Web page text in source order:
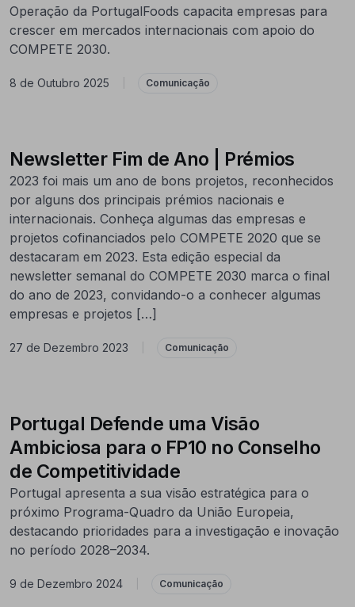
Operação da PortugalFoods capacita empresas para
crescer em mercados internacionais com apoio do
COMPETE 2030.
8 de Outubro 2025 Comunicação
Newsletter Fim de Ano | Prémios
2023 foi mais um ano de bons projetos, reconhecidos
por alguns dos principais prémios nacionais e
internacionais. Conheça algumas das empresas e
projetos cofinanciados pelo COMPETE 2020 que se
destacaram em 2023. Esta edição especial da
newsletter semanal do COMPETE 2030 marca o final
do ano de 2023, convidando-o a conhecer algumas
empresas e projetos […]
27 de Dezembro 2023 Comunicação
Portugal Defende uma Visão
Ambiciosa para o FP10 no Conselho
de Competitividade
Portugal apresenta a sua visão estratégica para o
próximo Programa-Quadro da União Europeia,
destacando prioridades para a investigação e inovação
no período 2028–2034.
9 de Dezembro 2024 Comunicação